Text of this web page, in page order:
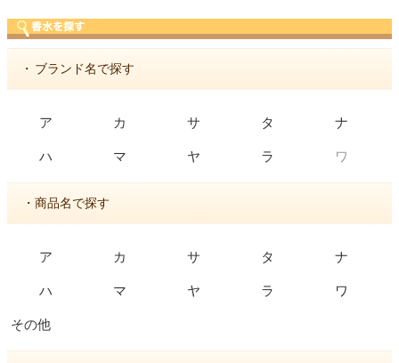
・ ブランド名で探す
ア カ サ タ ナ
ハ マ ヤ ラ ワ
・商品名で探す
ア カ サ タ ナ
ハ マ ヤ ラ ワ
その他